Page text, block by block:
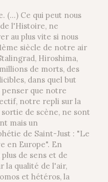
(...) Ce qui peut nous
l'Histoire, ne
au plus vite si nous
siècle de notre air
Hiroshima,
de morts, des
dans quel but
que notre
notre repli sur la
de scène, ne sont
mais un
de Saint-Just : "Le
en Europe". En
de sens et de
la qualité de l'air,
et hétéros, la